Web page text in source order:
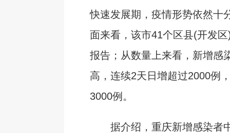
快速发展期，疫情形势依然十
面来看，该市41个区县(开发
报告；从数量上来看，新增感
高，连续2天日增超过2000例
3000例。
据介绍，重庆新增感染者